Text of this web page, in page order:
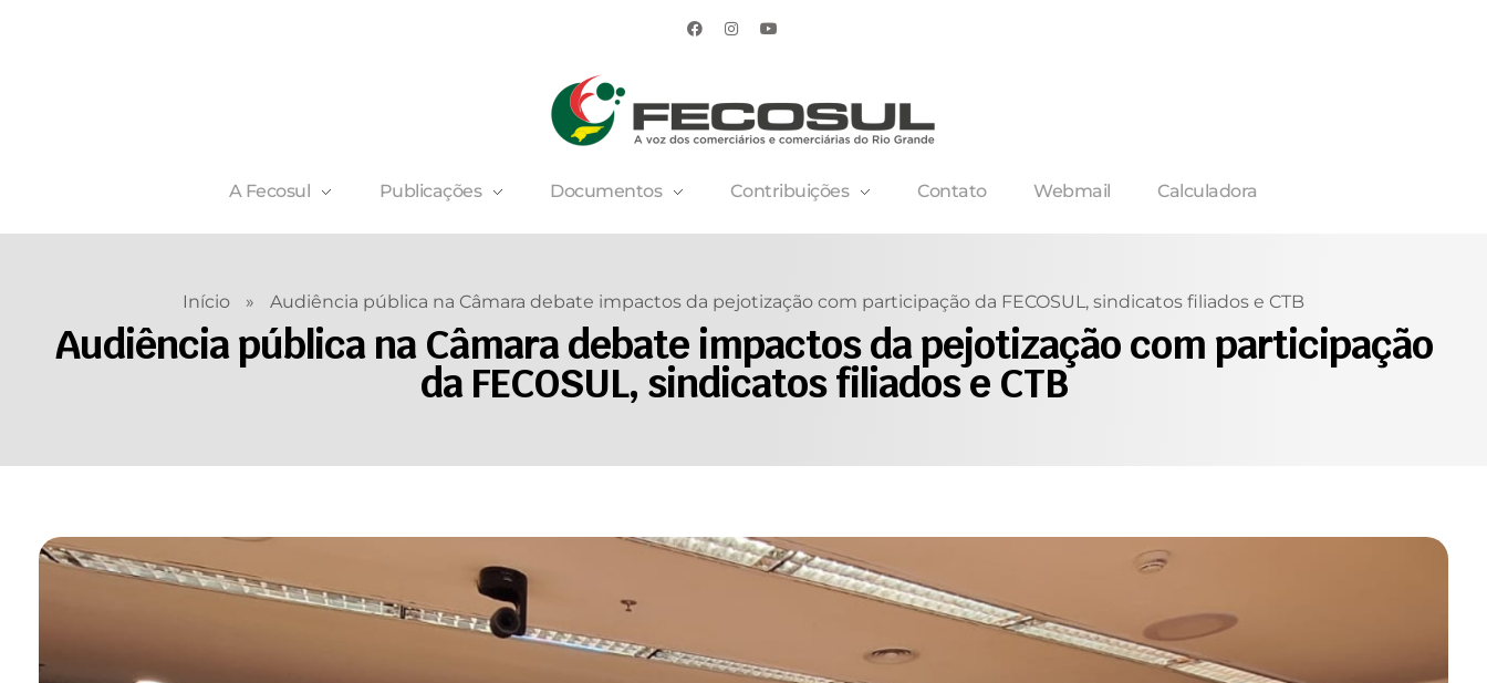
A Fecosul Publicações Documentos Contribuições Contato Webmail Calculadora
Início » Audiência pública na Câmara debate impactos da pejotização com participação da FECOSUL, sindicatos filiados e CTB
Audiência pública na Câmara debate impactos da pejotização com participação
da FECOSUL, sindicatos filiados e CTB